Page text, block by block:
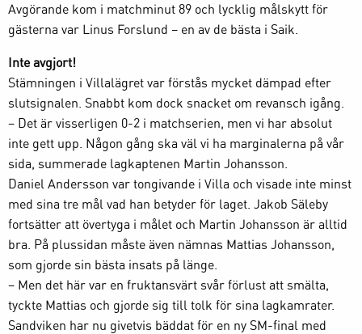
Avgörande kom i matchminut 89 och lycklig målskytt för
gästerna var Linus Forslund – en av de bästa i Saik.
Inte avgjort!
Stämningen i Villalägret var förstås mycket dämpad efter
slutsignalen. Snabbt kom dock snacket om revansch igång.
– Det är visserligen 0-2 i matchserien, men vi har absolut
inte gett upp. Någon gång ska väl vi ha marginalerna på vår
sida, summerade lagkaptenen Martin Johansson.
Daniel Andersson var tongivande i Villa och visade inte minst
med sina tre mål vad han betyder för laget. Jakob Säleby
fortsätter att övertyga i målet och Martin Johansson är alltid
bra. På plussidan måste även nämnas Mattias Johansson,
som gjorde sin bästa insats på länge.
– Men det här var en fruktansvärt svår förlust att smälta,
tyckte Mattias och gjorde sig till tolk för sina lagkamrater.
Sandviken har nu givetvis bäddat för en ny SM-final med